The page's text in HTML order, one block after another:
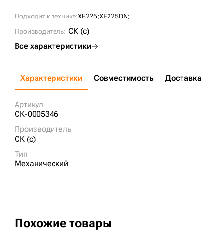
Подходит к технике:XE225;XE225DN;
Производитель: СК (c)
Все характеристики
Характеристики Совместимость Доставка и
Артикул
СК-0005346
Производитель
СК (c)
Тип
Механический
Похожие товары